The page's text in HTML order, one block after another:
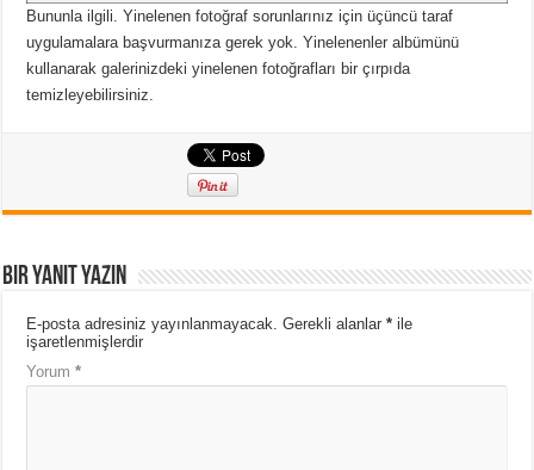
Bununla ilgili.Yinelenen fotoğraf sorunlarınız için üçüncü taraf
uygulamalara başvurmanıza gerek yok.Yinelenenler albümünü
kullanarak galerinizdeki yinelenen fotoğrafları bir çırpıda
temizleyebilirsiniz.
Bir yanıt yazın
E-posta adresiniz yayınlanmayacak. Gerekli alanlar* ile
işaretlenmişlerdir
Yorum*